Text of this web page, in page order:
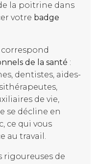
la poitrine dans
votre badge
correspond
de la santé :
dentistes, aides-
de vie,
se décline en
ce qui vous
au travail.
rigoureuses de